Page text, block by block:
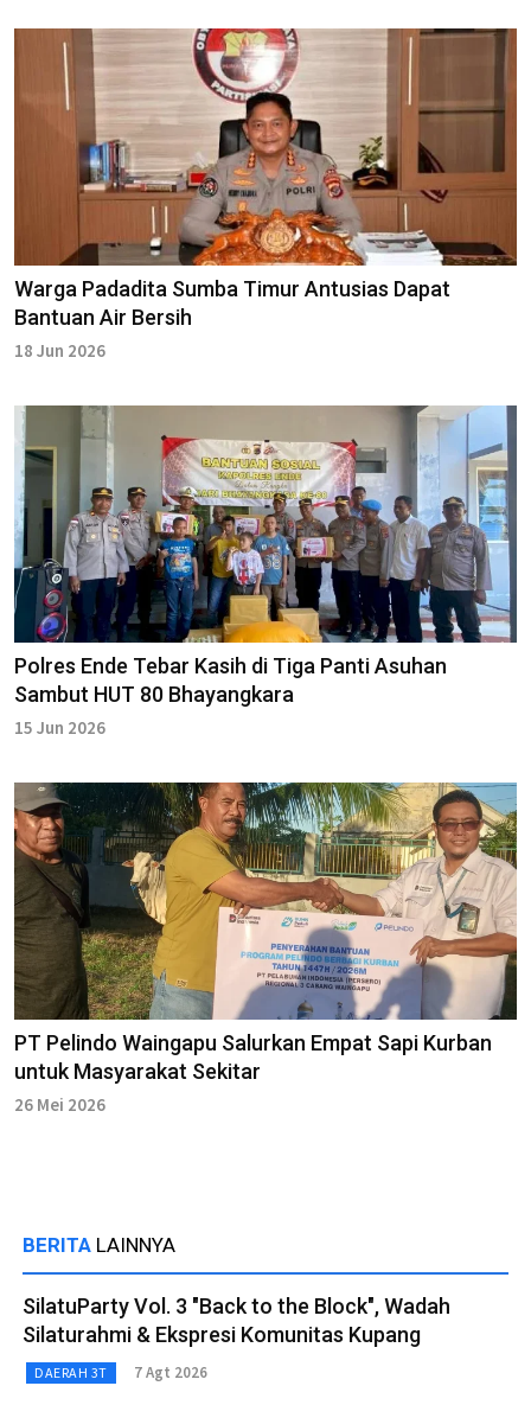
Warga Padadita Sumba Timur Antusias Dapat
Bantuan Air Bersih
18 Jun 2026
Polres Ende Tebar Kasih di Tiga Panti Asuhan
Sambut HUT 80 Bhayangkara
15 Jun 2026
PT Pelindo Waingapu Salurkan Empat Sapi Kurban
untuk Masyarakat Sekitar
26 Mei 2026
BERITA LAINNYA
SilatuParty Vol. 3 "Back to the Block", Wadah
Silaturahmi & Ekspresi Komunitas Kupang
DAERAH 3T 7 Agt 2026